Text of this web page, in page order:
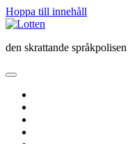
Hoppa till innehåll
Lotten
den skrattande språkpolisen
öppna
meny